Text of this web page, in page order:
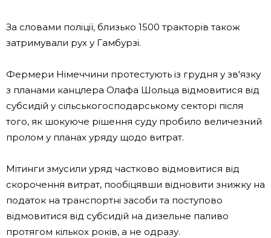
За словами поліції, близько 1500 тракторів також
затримували рух у Гамбурзі.
Фермери Німеччини протестують із грудня у зв'язку
з планами канцлера Олафа Шольца відмовитися від
субсидій у сільськогосподарському секторі після
того, як шокуюче рішення суду пробило величезний
пролом у планах уряду щодо витрат.
Мітинги змусили уряд частково відмовитися від
скорочення витрат, пообіцявши відновити знижку на
податок на транспортні засоби та поступово
відмовитися від субсидій на дизельне паливо
протягом кількох років, а не одразу.